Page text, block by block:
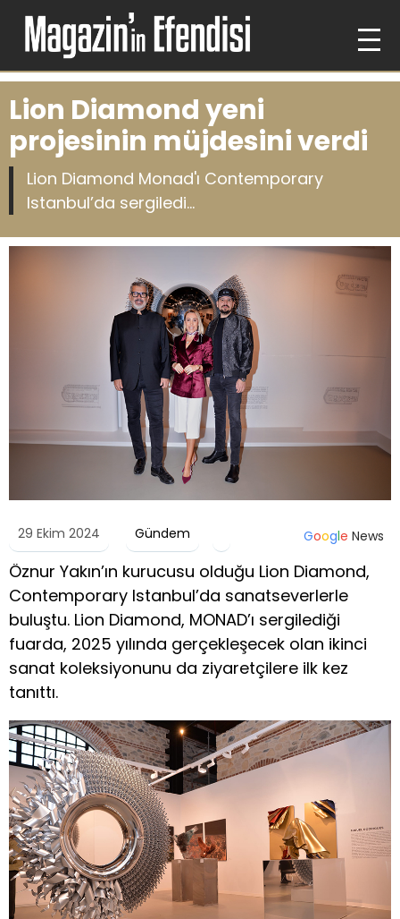
Lion Diamond yeni
projesinin müjdesini verdi
Lion Diamond Monad'ı Contemporary
Istanbul’da sergiledi...
29 Ekim 2024 Gündem Google News
Öznur Yakın’ın kurucusu olduğu Lion Diamond,
Contemporary Istanbul’da sanatseverlerle
buluştu. Lion Diamond, MONAD’ı sergilediği
fuarda, 2025 yılında gerçekleşecek olan ikinci
sanat koleksiyonunu da ziyaretçilere ilk kez
tanıttı.